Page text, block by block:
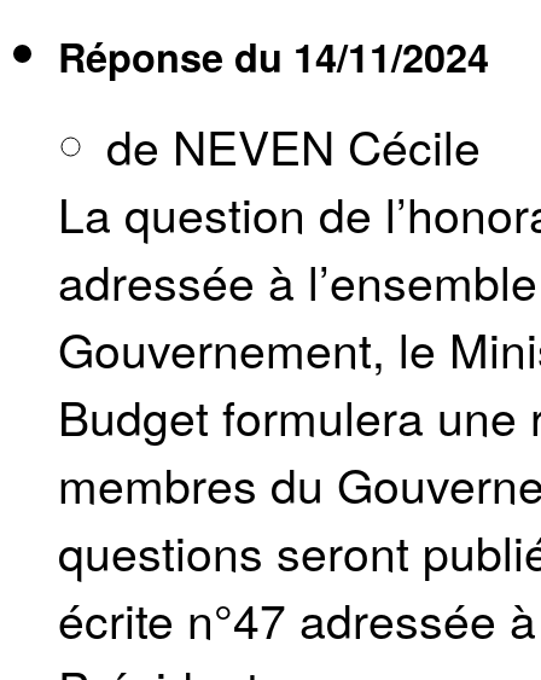
Réponse du 14/11/2024
de NEVEN Cécile
La question de
adressée à
Gouvernement, le
Budget formulera
membres du
questions seront
écrite n°47 adressée